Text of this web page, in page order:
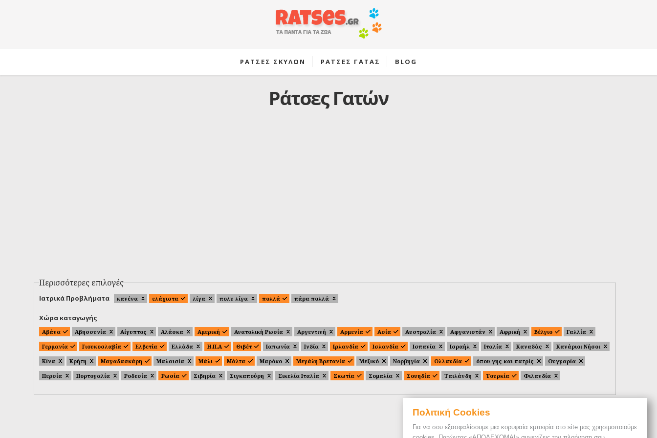
Πολιτική Cookies
Για να σου εξασφαλίσουμε μια κορυφαία εμπειρία στο site μας χρησιμοποιούμε
ΡΑΤΣΕΣ ΣΚΥΛΩΝ ΡΑΤΣΕΣ ΓΑΤΑΣ BLOG
Ράτσες Γατών
Περισσότερες επιλογές
Ιατρικά Προβλήματα κανένα ελάχιστα λίγα πολυ λίγα πολλά πάρα πολλά
Χώρα καταγωγής
Αβάνα Αβησσυνία Αίγυπτος Αλάσκα Αμερική Ανατολική Ρωσία Αργεντινή Αρμενία Ασία Αυστραλία Αφγανιστάν Αφρική Βέλγιο
Γαλλία
Γερμανία
Γιουκοσλαβία Ελβετία Ελλάδα Η.Π.Α Θιβέτ Ιαπωνία Ινδία Ιρλανδία Ισλανδία Ισπανία Ισραήλ Ιταλία Καναδάς
Κανάριοι Νήσοι
Κίνα
Κρήτη Μαγαδασκάρη Μαλαισία Μάλι Μάλτα Μαρόκο Μεγάλη Βρετανία Μεξικό Νορβηγία Ολλανδία όπου γης και πατρίς
Ουγγαρία
Περσία
Πορτογαλία Ροδεσία Ρωσία Σιβηρία Σιγκαπούρη Σικελία Ιταλία Σκωτία Σομαλία Σουηδία Ταιλάνδη Τουρκία Φιλανδία